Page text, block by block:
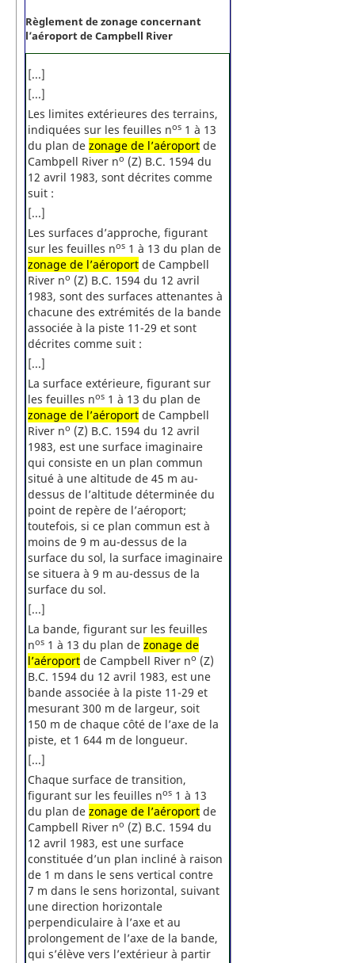
Règlement de zonage concernant
l’aéroport de Campbell River
[...]
[...]
Les limites extérieures des terrains,
indiquées sur les feuilles nos 1 à 13
du plan de zonage de l’aéroport de
Cambpell River no (Z) B.C. 1594 du
12 avril 1983, sont décrites comme
suit :
[...]
Les surfaces d’approche, figurant
sur les feuilles nos 1 à 13 du plan de
zonage de l’aéroport de Campbell
River no (Z) B.C. 1594 du 12 avril
1983, sont des surfaces attenantes à
chacune des extrémités de la bande
associée à la piste 11-29 et sont
décrites comme suit :
[...]
La surface extérieure, figurant sur
les feuilles nos 1 à 13 du plan de
zonage de l’aéroport de Campbell
River no (Z) B.C. 1594 du 12 avril
1983, est une surface imaginaire
qui consiste en un plan commun
situé à une altitude de 45 m au-
dessus de l’altitude déterminée du
point de repère de l’aéroport;
toutefois, si ce plan commun est à
moins de 9 m au-dessus de la
surface du sol, la surface imaginaire
se situera à 9 m au-dessus de la
surface du sol.
[...]
La bande, figurant sur les feuilles
nos 1 à 13 du plan de zonage de
l’aéroport de Campbell River no (Z)
B.C. 1594 du 12 avril 1983, est une
bande associée à la piste 11-29 et
mesurant 300 m de largeur, soit
150 m de chaque côté de l’axe de la
piste, et 1 644 m de longueur.
[...]
Chaque surface de transition,
figurant sur les feuilles nos 1 à 13
du plan de zonage de l’aéroport de
Campbell River no (Z) B.C. 1594 du
12 avril 1983, est une surface
constituée d’un plan incliné à raison
de 1 m dans le sens vertical contre
7 m dans le sens horizontal, suivant
une direction horizontale
perpendiculaire à l’axe et au
prolongement de l’axe de la bande,
qui s’élève vers l’extérieur à partir